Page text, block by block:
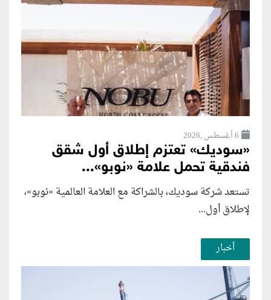
6 أغسطس ,2026
«سوديك» تعتزم إطلاق أول شقق
فندقية تحمل علامة «نوبو»...
تستعد شركة سوديك، بالشراكة مع العلامة العالمية «نوبو»،
لإطلاق أول...
أخبار